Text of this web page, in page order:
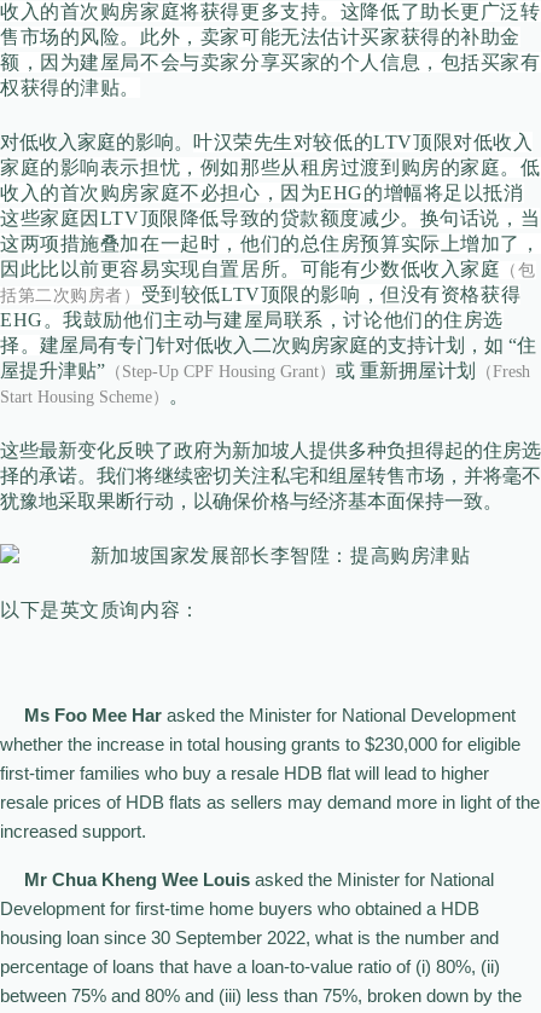
收入的首次购房家庭将获得更多支持。 这降低了助长更广泛转
售市场的风险。 此外，卖家可能无法估计买家获得的补助金
额，因为建屋局不会与卖家分享买家的个人信息，包括买家有
权获得的津贴。
对低收入家庭的影响。
叶汉荣先生对较低的LTV顶限对低收入
家庭的影响表示担忧，例如那些从租房过渡到购房的家庭。低
收入的首次购房家庭不必担心，因为EHG的增幅将足以抵消
这些家庭因LTV顶限降低导致的贷款额度减少。换句话说，当
这两项措施叠加在一起时，他们的总住房预算实际上增加了，
因此比以前更容易实现自置居所。可能有少数低收入家庭 （包
括第二次购房者） 受到较低LTV顶限的影响，但没有资格获得
EHG。我鼓励他们主动与建屋局联系，讨论他们的住房选
择。建屋局有专门针对低收入二次购房家庭的支持计划，如 “住
屋提升津贴” （Step-Up CPF Housing Grant） 或 重新拥屋计划
（Fresh
Start Housing Scheme）
。
这些最新变化反映了政府为新加坡人提供多种负担得起的住房选
择的承诺。我们将继续密切关注私宅和组屋转售市场，并将毫不
犹豫地采取果断行动，以确保价格与经济基本面保持一致。
以下是英文质询内容：
Ms Foo Mee Har asked the Minister for National Development
whether the increase in total housing grants to $230,000 for eligible
first-timer families who buy a resale HDB flat will lead to higher
resale prices of HDB flats as sellers may demand more in light of the
increased support.
Mr Chua Kheng Wee Louis asked the Minister for National
Development for first-time home buyers who obtained a HDB
housing loan since 30 September 2022, what is the number and
percentage of loans that have a loan-to-value ratio of (i) 80%, (ii)
between 75% and 80% and (iii) less than 75%, broken down by the